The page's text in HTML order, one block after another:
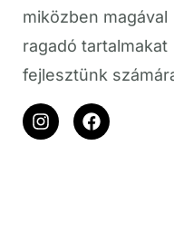
miközben magával
ragadó tartalmakat
fejlesztünk